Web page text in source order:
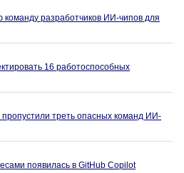
команду разработчиков ИИ-чипов для
16 работоспособных
пропустили треть опасных команд ИИ-
появилась в GitHub Copilot